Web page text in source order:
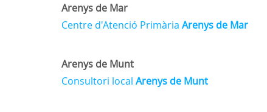
Arenys de Mar
Centre d'Atenció Primària Arenys de Mar
Arenys de Munt
Consultori local Arenys de Munt